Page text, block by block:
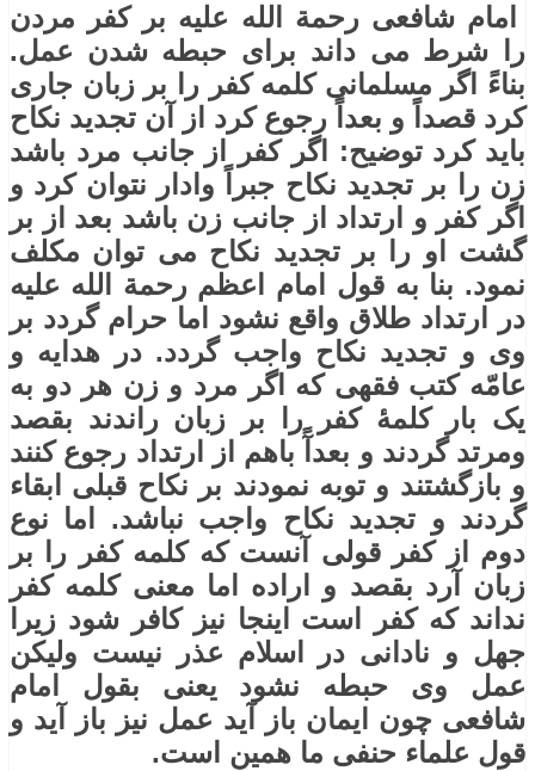
امام شافعی رحمة الله علیه بر کفر مردن
را شرط می داند برای حبطه شدن عمل.
بناءً اگر مسلمانی کلمه کفر را بر زبان جاری
کرد قصداً و بعداً رجوع کرد از آن تجدید نکاح
باید کرد توضیح: اگر کفر از جانب مرد باشد
زن را بر تجدید نکاح جبراً وادار نتوان کرد و
اگر کفر و ارتداد از جانب زن باشد بعد از بر
گشت او را بر تجدید نکاح می توان مکلف
نمود. بنا به قول امام اعظم رحمة الله علیه
در ارتداد طلاق واقع نشود اما حرام گردد بر
وی و تجدید نکاح واجب گردد. در هدایه و
عامّه کتب فقهی که اگر مرد و زن هر دو به
یک بار کلمۀ کفر را بر زبان راندند بقصد
ومرتد گردند و بعدآً باهم از ارتداد رجوع کنند
و بازگشتند و توبه نمودند بر نکاح قبلی ابقاء
گردند و تجدید نکاح واجب نباشد. اما نوع
دوم از کفر قولی آنست که کلمه کفر را بر
زبان آرد بقصد و اراده اما معنی کلمه کفر
نداند که کفر است اینجا نیز کافر شود زیرا
جهل و نادانی در اسلام عذر نیست ولیکن
عمل وی حبطه نشود یعنی بقول امام
شافعی چون ایمان باز آید عمل نیز باز آید و
قول علماء حنفی ما همین است.